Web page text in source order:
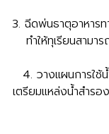
3. ฉีดพ่นธาตุอาหาร
ทำให้ทุเรียนสาม
4. วางแผนการใช้
เตรียมแหล่งน้ำสำรอ